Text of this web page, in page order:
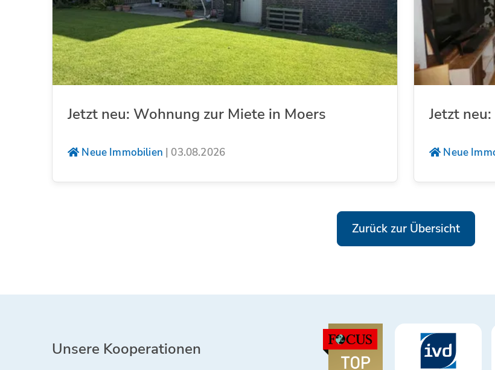
Jetzt neu: Wohnung zur Miete in Moers
Neue Immobilien | 03.08.2026
Jetzt
Neue
Zurück zur Übersicht
Unsere Kooperationen